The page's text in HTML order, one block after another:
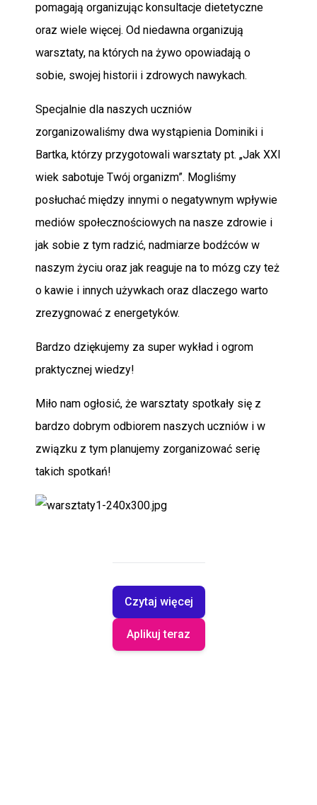
pomagają organizując konsultacje dietetyczne
oraz wiele więcej. Od niedawna organizują
warsztaty, na których na żywo opowiadają o
sobie, swojej historii i zdrowych nawykach.
Specjalnie dla naszych uczniów
zorganizowaliśmy dwa wystąpienia Dominiki i
Bartka, którzy przygotowali warsztaty pt. „Jak XXI
wiek sabotuje Twój organizm”. Mogliśmy
posłuchać między innymi o negatywnym wpływie
mediów społecznościowych na nasze zdrowie i
jak sobie z tym radzić, nadmiarze bodźców w
naszym życiu oraz jak reaguje na to mózg czy też
o kawie i innych używkach oraz dlaczego warto
zrezygnować z energetyków.
Bardzo dziękujemy za super wykład i ogrom
praktycznej wiedzy!
Miło nam ogłosić, że warsztaty spotkały się z
bardzo dobrym odbiorem naszych uczniów i w
związku z tym planujemy zorganizować serię
takich spotkań!
Czytaj więcej
Aplikuj teraz